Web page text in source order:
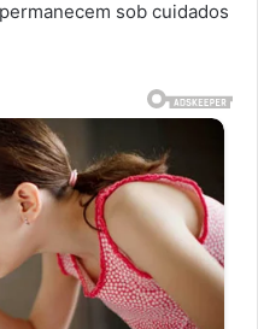
sob cuidados